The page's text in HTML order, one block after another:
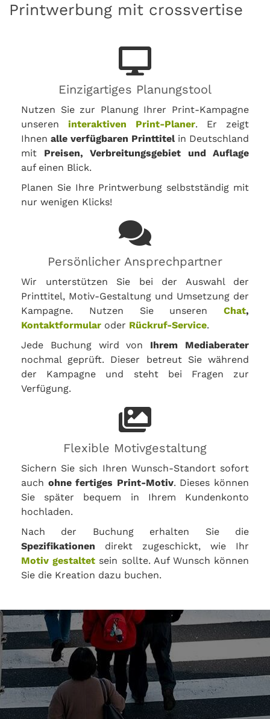
Printwerbung mit crossvertise
Einzigartiges Planungstool
Nutzen Sie zur Planung Ihrer Print-Kampagne
unseren interaktiven Print-Planer. Er zeigt
Ihnen alle verfügbaren Printtitelin Deutschland
mit Preisen, Verbreitungsgebiet und Auflage
auf einen Blick.
Planen Sie Ihre Printwerbung selbstständig mit
nur wenigen Klicks!
Persönlicher Ansprechpartner
Wir unterstützen Sie bei der Auswahl der
Printtitel, Motiv-Gestaltung und Umsetzung der
Kampagne. Nutzen Sie unseren Chat,
Kontaktformular oder Rückruf-Service.
Jede Buchung wird von Ihrem Mediaberater
nochmal geprüft. Dieser betreut Sie während
der Kampagne und steht bei Fragen zur
Verfügung.
Flexible Motivgestaltung
Sichern Sie sich Ihren Wunsch-Standort sofort
auch ohne fertiges Print-Motiv. Dieses können
Sie später bequem in Ihrem Kundenkonto
hochladen.
Nach der Buchung erhalten Sie die
Spezifikationen direkt zugeschickt, wie Ihr
Motiv gestaltet sein sollte. Auf Wunsch können
Sie die Kreation dazu buchen.